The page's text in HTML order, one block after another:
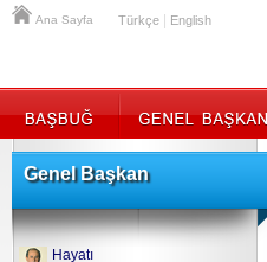
Ana Sayfa Türkçe English
Genel Başkan
Hayatı